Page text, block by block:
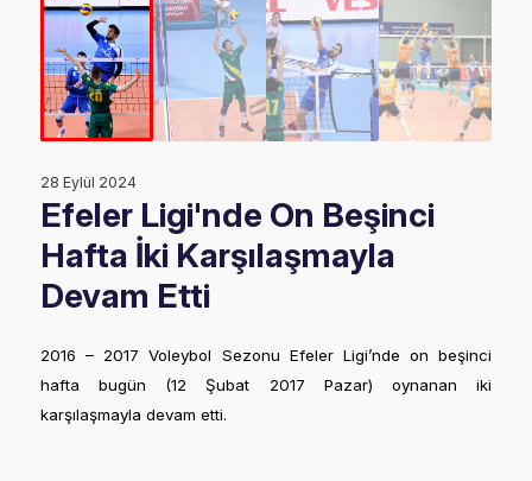
28 Eylül 2024
Efeler Ligi'nde On Beşinci
Hafta İki Karşılaşmayla
Devam Etti
2016 – 2017 Voleybol Sezonu Efeler Ligi’nde on beşinci
hafta bugün (12 Şubat 2017 Pazar) oynanan iki
karşılaşmayla devam etti.